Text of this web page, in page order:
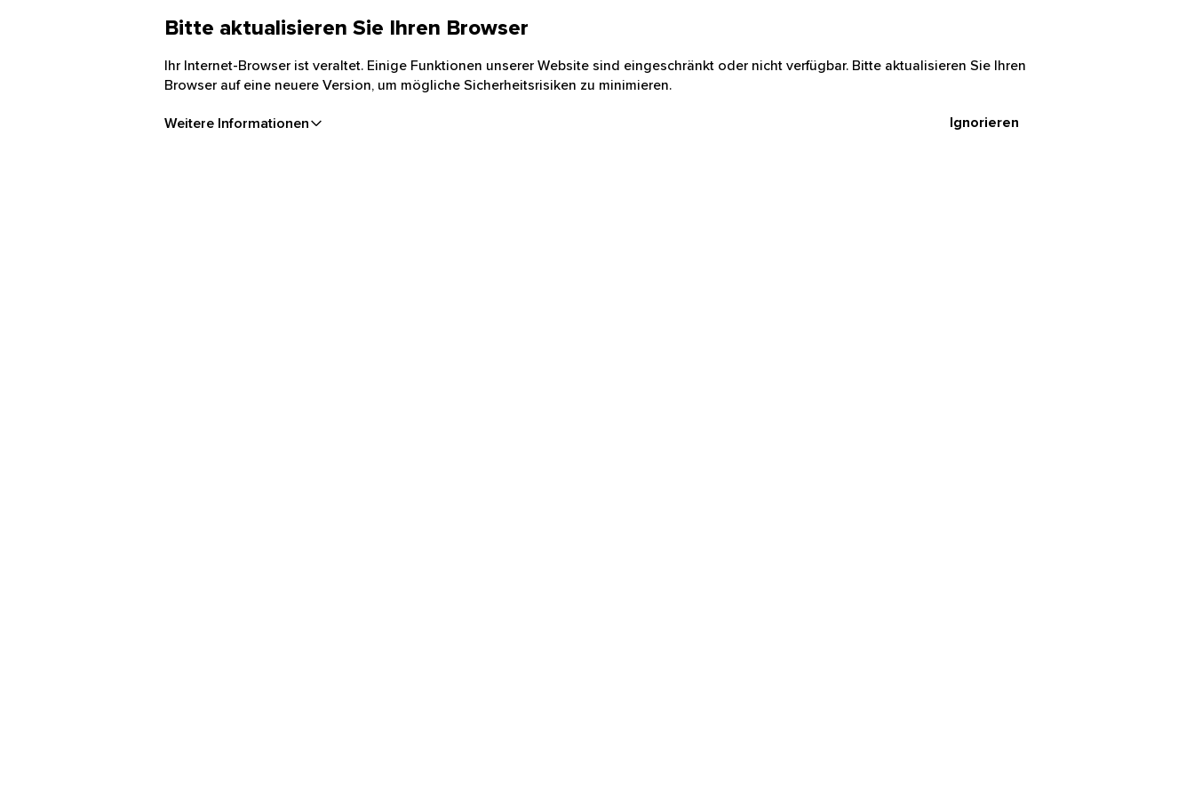
Bitte aktualisieren Sie Ihren Browser
Ihr Internet-Browser ist veraltet. Einige Funktionen unserer Website sind eingeschränkt oder nicht verfügbar. Bitte aktualisieren Sie Ihren
Browser auf eine neuere Version, um mögliche Sicherheitsrisiken zu minimieren.
Weitere Informationen Ignorieren